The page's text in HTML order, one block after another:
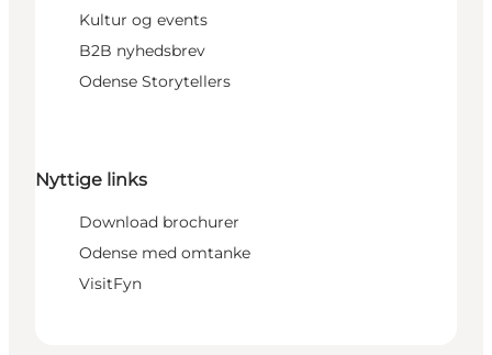
Kultur og events
B2B nyhedsbrev
Odense Storytellers
Nyttige links
Download brochurer
Odense med omtanke
VisitFyn